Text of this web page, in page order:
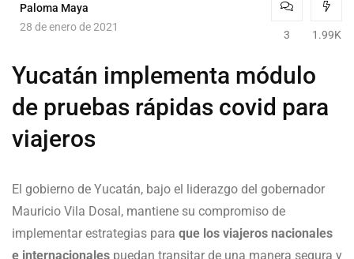
Paloma Maya
28 de enero de 2021
3 1.99K
Yucatán implementa módulo
de pruebas rápidas covid para
viajeros
El gobierno de Yucatán, bajo el liderazgo del gobernador
Mauricio Vila Dosal, mantiene su compromiso de
implementar estrategias para que los viajeros nacionales
e internacionales puedan transitar de una manera segura y